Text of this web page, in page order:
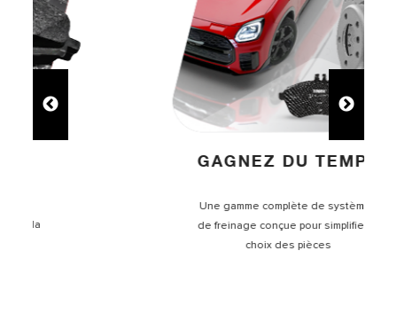
GAGNEZ DU TEMPS
Une gamme complète de systèmes
de freinage conçue pour simplifier le